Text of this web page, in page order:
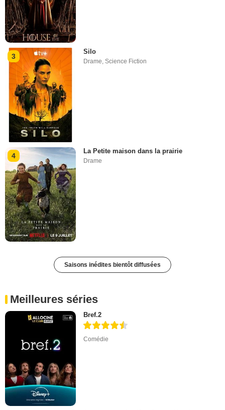
3
Silo
Drame,Science Fiction
4
La Petite maison dans la prairie
Drame
Saisons inédites bientôt diffusées
Meilleures séries
Bref.2
Comédie